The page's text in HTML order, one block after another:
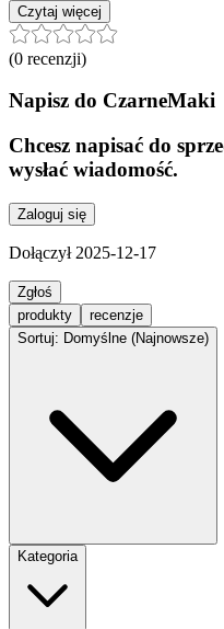
Czytaj więcej
(0 recenzji)
Napisz do CzarneMaki
Chcesz napisać do
wysłać wiadomość.
Zaloguj się
Dołączył 2025-12-17
Zgłoś
produkty
recenzje
Sortuj: Domyślne (Najnowsze)
Kategoria